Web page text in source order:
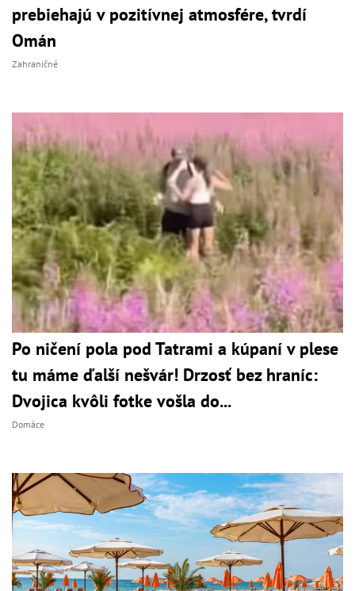
prebiehajú v pozitívnej atmosfére, tvrdí
Omán
Zahraničné
Po ničení pola pod Tatrami a kúpaní v plese
tu máme ďalší nešvár! Drzosť bez hraníc:
Dvojica kvôli fotke vošla do...
Domáce